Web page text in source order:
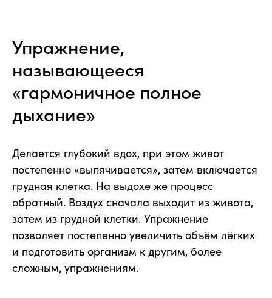
Упражнение,
называющееся
«гармоничное полное
дыхание»
Делается глубокий вдох, при этом живот
постепенно «выпячивается», затем включается
грудная клетка. На выдохе же процесс
обратный. Воздух сначала выходит из живота,
затем из грудной клетки. Упражнение
позволяет постепенно увеличить объём лёгких
и подготовить организм к другим, более
сложным, упражнениям.